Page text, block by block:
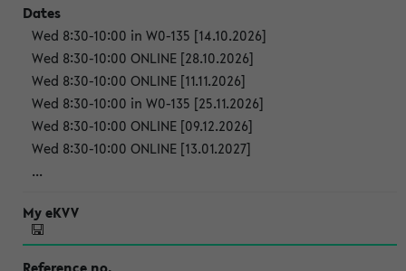
Wed 8:30-10:00 in W0-135 [14.10.2026]
Wed 8:30-10:00 ONLINE [28.10.2026]
Wed 8:30-10:00 ONLINE [11.11.2026]
Wed 8:30-10:00 in W0-135 [25.11.2026]
Wed 8:30-10:00 ONLINE [09.12.2026]
Wed 8:30-10:00 ONLINE [13.01.2027]
...